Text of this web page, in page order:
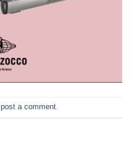
post a comment